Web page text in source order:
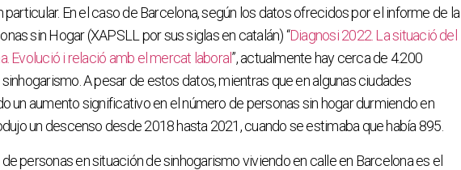
particular. En el caso de Barcelona, según los datos ofrecidos por el informe de la
sin Hogar (XAPSLL por sus siglas en catalán) “Diagnosi 2022. La situació del
Evolució i relació amb el mercat laboral”, actualmente hay cerca de 4.200
A pesar de estos datos, mientras que en algunas ciudades
un aumento significativo en el número de personas sin hogar durmiendo en
un descenso desde 2018 hasta 2021, cuando se estimaba que había 895.
personas en situación de sinhogarismo viviendo en calle en Barcelona es el